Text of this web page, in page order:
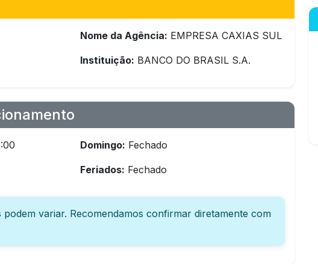
Nome da Agência: EMPRESA CAXIAS SUL
Instituição: BANCO DO BRASIL S.A.
Domingo: Fechado
Feriados: Fechado
podem variar. Recomendamos confirmar diretamente com